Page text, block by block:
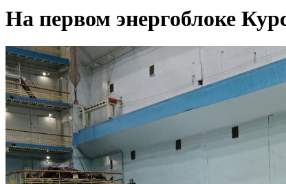
На первом энергоблоке